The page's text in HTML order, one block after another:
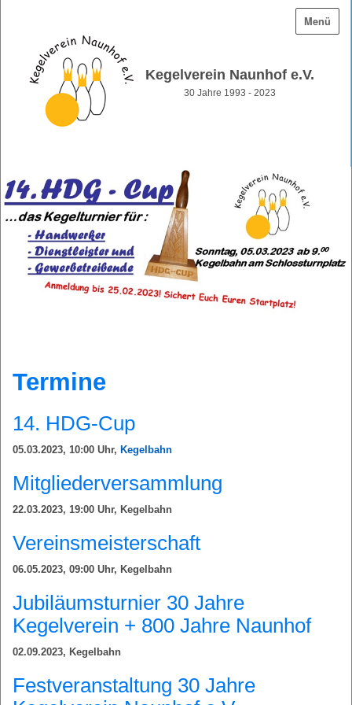
Menü
Kegelverein Naunhof e.V.
30 Jahre 1993 - 2023
Termine
14. HDG-Cup
05.03.2023, 10:00 Uhr, Kegelbahn
Mitgliederversammlung
22.03.2023, 19:00 Uhr, Kegelbahn
Vereinsmeisterschaft
06.05.2023, 09:00 Uhr, Kegelbahn
Jubiläumsturnier 30 Jahre
Kegelverein + 800 Jahre Naunhof
02.09.2023, Kegelbahn
Festveranstaltung 30 Jahre